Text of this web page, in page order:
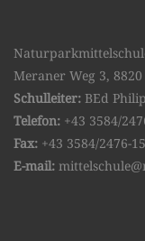
Meraner Weg 3,
Schulleiter: BEd
Telefon: +43 3584/
Fax: +43 3584/2476-15
E-mail: